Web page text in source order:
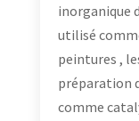
inorganique
utilisé
peintures ,
préparation
comme